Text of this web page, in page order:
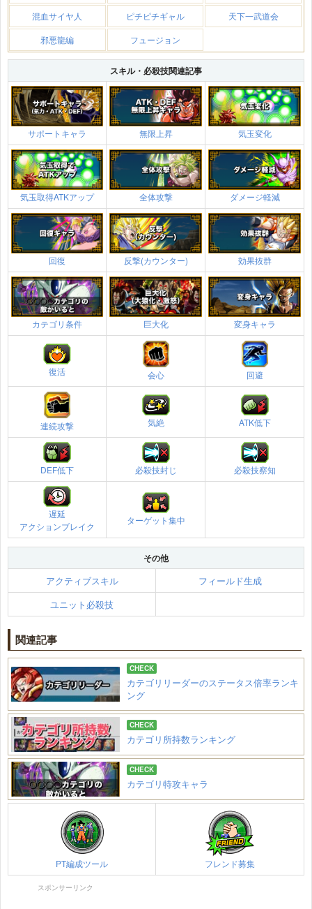
混血サイヤ人
ピチピチギャル
天下一武道会
邪悪龍編
フュージョン
スキル・必殺技関連記事
サポートキャラ 無限上昇 気玉変化
気玉取得ATKアップ 全体攻撃 ダメージ軽減
回復 反撃(カウンター) 効果抜群
カテゴリ条件 巨大化 変身キャラ
復活 会心 回避
連続攻撃 気絶 ATK低下
DEF低下 必殺技封じ 必殺技察知
遅延
アクションブレイク
ターゲット集中
その他
アクティブスキル
フィールド生成
ユニット必殺技
関連記事
カテゴリリーダーのステータス倍率ランキ
ング
カテゴリ所持数ランキング
カテゴリ特攻キャラ
PT編成ツール フレンド募集
スポンサーリンク